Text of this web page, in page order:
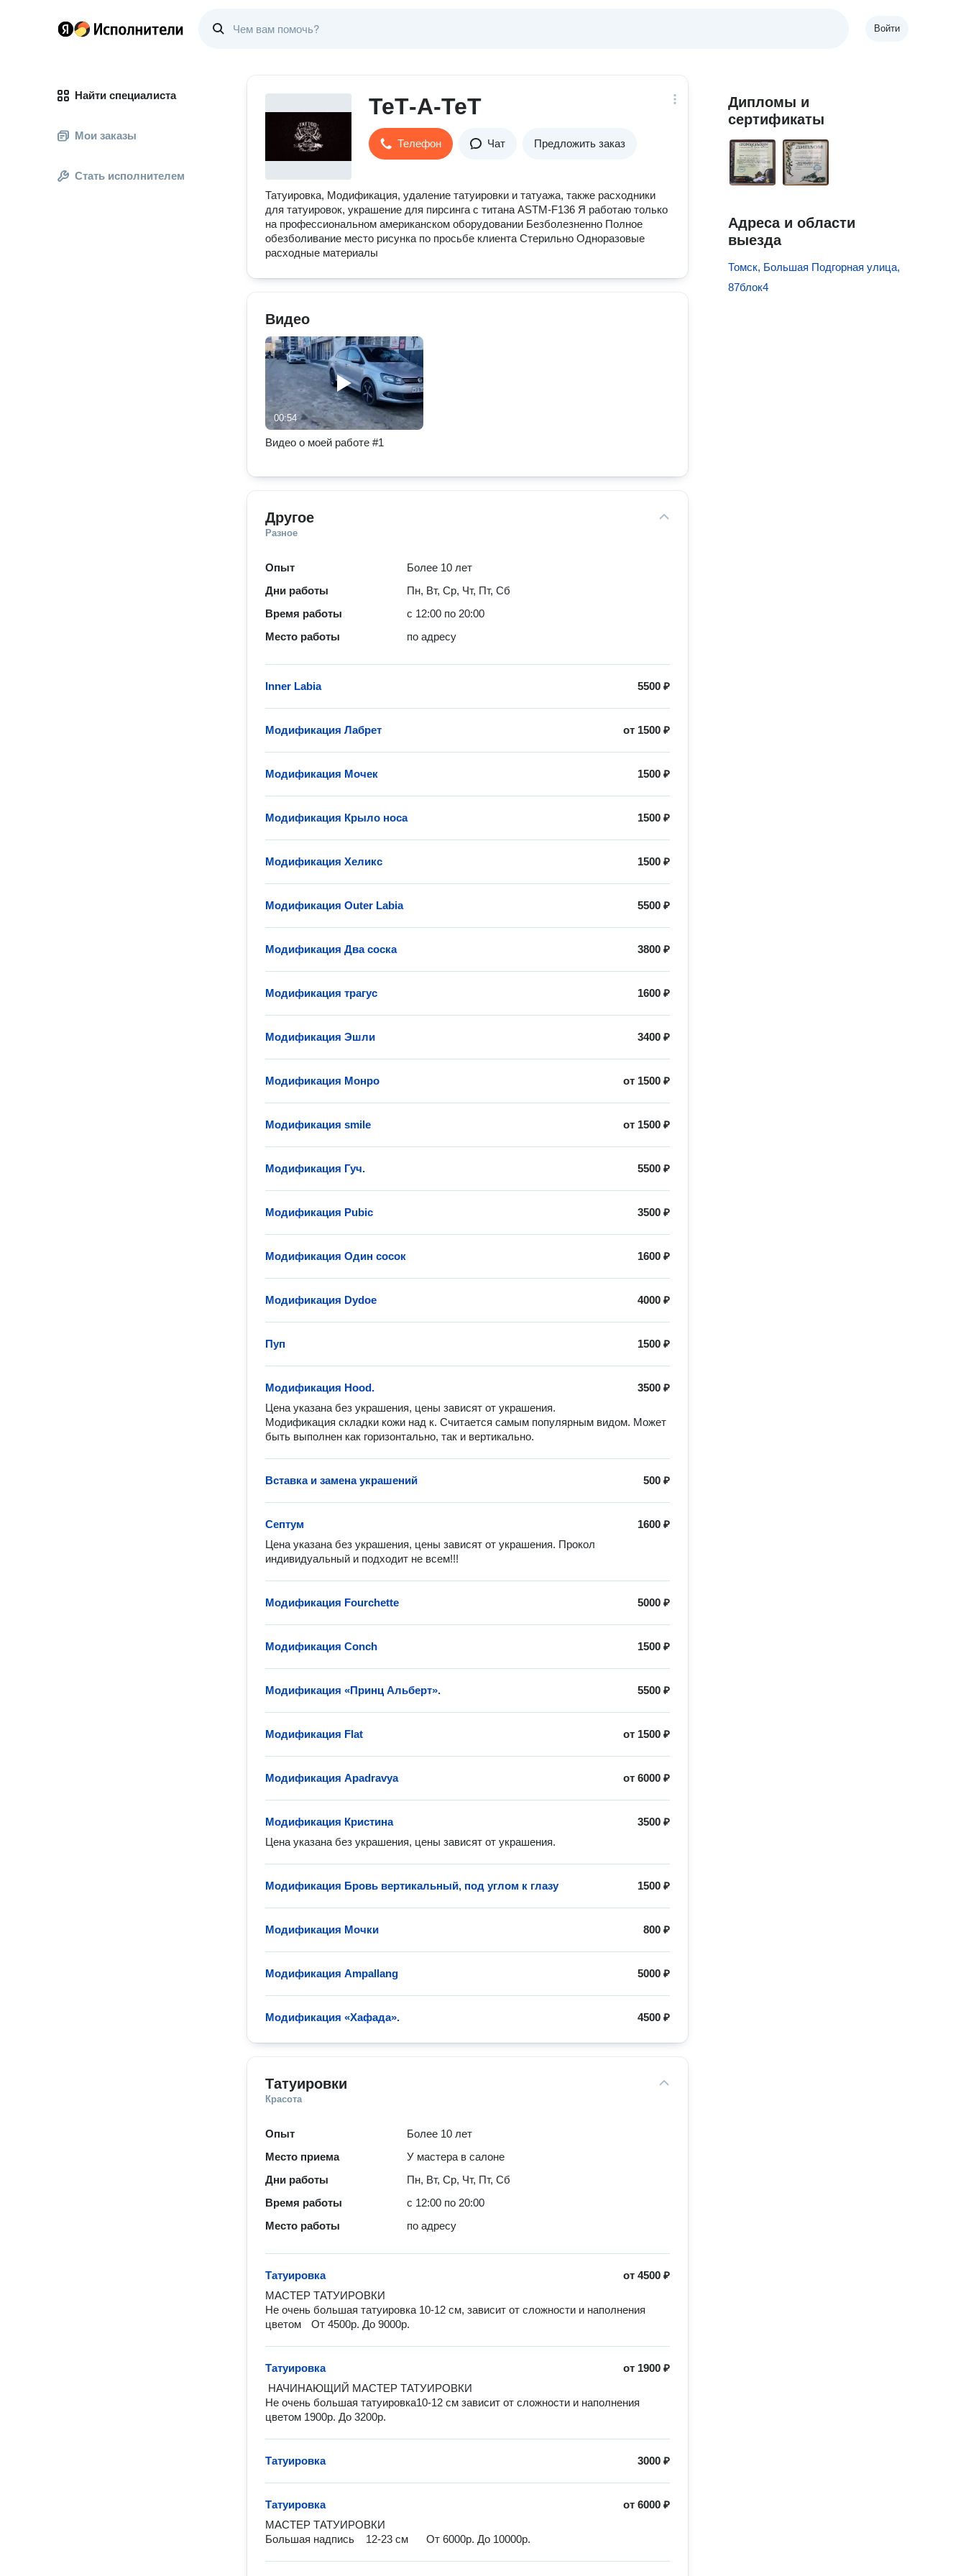
Войти
Найти специалиста
Мои заказы
Стать исполнителем
ТеТ-А-ТеТ
Телефон Чат Предложить заказ
Татуировка, Модификация, удаление татуировки и татуажа, также расходники
для татуировок, украшение для пирсинга с титана ASTM-F136 Я работаю только
на профессиональном американском оборудовании Безболезненно Полное
обезболивание место рисунка по просьбе клиента Стерильно Одноразовые
расходные материалы
Видео
00:54
Видео о моей работе #1
Другое
Разное
Опыт
Более 10 лет
Дни работы
Пн, Вт, Ср, Чт, Пт, Сб
Время работы
с 12:00 по 20:00
Место работы
по адресу
5500 ₽
Inner Labia
от 1500 ₽
Модификация Лабрет
1500 ₽
Модификация Мочек
1500 ₽
Модификация Крыло носа
1500 ₽
Модификация Хеликс
5500 ₽
Модификация Outer Labia
3800 ₽
Модификация Два соска
1600 ₽
Модификация трагус
3400 ₽
Модификация Эшли
от 1500 ₽
Модификация Монро
от 1500 ₽
Модификация smile
5500 ₽
Модификация Гуч.
3500 ₽
Модификация Pubic
1600 ₽
Модификация Один сосок
4000 ₽
Модификация Dydoe
1500 ₽
Пуп
3500 ₽
Модификация Hood.
Цена указана без украшения, цены зависят от украшения.
Модификация складки кожи над к. Считается самым популярным видом. Может
быть выполнен как горизонтально, так и вертикально.
500 ₽
Вставка и замена украшений
1600 ₽
Септум
Цена указана без украшения, цены зависят от украшения. Прокол
индивидуальный и подходит не всем!!!
5000 ₽
Модификация Fourchette
1500 ₽
Модификация Conch
5500 ₽
Модификация «Принц Альберт».
от 1500 ₽
Модификация Flat
от6000 ₽
Модификация Apadravya
3500 ₽
Модификация Кристина
Цена указана без украшения, цены зависят от украшения.
1500 ₽
Модификация Бровь вертикальный, под углом к глазу
800 ₽
Модификация Мочки
5000 ₽
Модификация Ampallang
4500 ₽
Модификация «Хафада».
Татуировки
Красота
Опыт
Более 10 лет
Место приема
У мастера в салоне
Дни работы
Пн, Вт, Ср, Чт, Пт, Сб
Время работы
с 12:00 по 20:00
Место работы
по адресу
от4500 ₽
Татуировка
МАСТЕР ТАТУИРОВКИ
Не очень большая татуировка 10-12 см, зависит от сложности и наполнения
цветом	От 4500р. До 9000р.
от 1900 ₽
Татуировка
Не очень большая татуировка10-12 см зависит от сложности и наполнения
цветом 1900р. До 3200р.
3000 ₽
Татуировка
от6000 ₽
Татуировка
МАСТЕР ТАТУИРОВКИ
Большая надпись    12-23 см	От 6000р. До 10000р.
Дипломы и
сертификаты
Адреса и области
выезда
Томск, Большая Подгорная улица,
87блок4